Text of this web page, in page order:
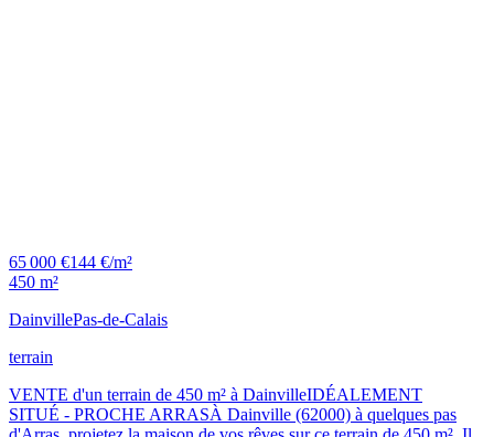
65 000 €144 €/m²
450 m²
DainvillePas-de-Calais
terrain
VENTE d'un terrain de 450 m² à DainvilleIDÉALEMENT
SITUÉ - PROCHE ARRASÀ Dainville (62000) à quelques pas